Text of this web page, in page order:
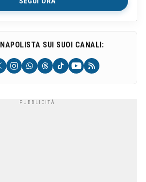
SUI SUOI CANALI: